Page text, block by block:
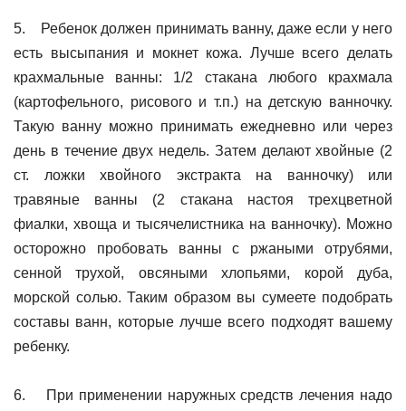
5. Ребенок должен принимать ванну, даже если у него
есть высыпания и мокнет кожа. Лучше всего делать
крахмальные ванны: 1/2 стакана любого крахмала
(картофельного, рисового и т.п.) на детскую ванночку.
Такую ванну можно принимать ежедневно или через
день в течение двух недель. Затем делают хвойные (2
ст. ложки хвойного экстракта на ванночку) или
травяные ванны (2 стакана настоя трехцветной
фиалки, хвоща и тысячелистника на ванночку). Можно
осторожно пробовать ванны с ржаными отрубями,
сенной трухой, овсяными хлопьями, корой дуба,
морской солью. Таким образом вы сумеете подобрать
составы ванн, которые лучше всего подходят вашему
ребенку.
6. При применении наружных средств лечения надо